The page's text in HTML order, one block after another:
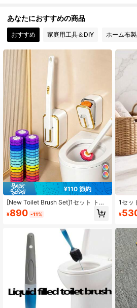
4.75 491 フォロワー
491 フォロワー
491 フォロワー
4.75 491 フォロワー
4.75 491 フォロワー
あなたにおすすめの商品
おすすめ 家庭用工具＆DIY ホーム布
¥110 節約
[New Toilet Brush Set]1セット トイ
レブラシセット、7色の交換用ブラシ
ヘッド付き、バスルームトイレクリ
きトイレブラシ、ゴールドトリム装
飾、バスルームデコレーションアク
セサリー、バスルームクリーニング
に適し、理想的な新築祝いギフト
¥890 -11%
1セッ
シ、
衛生
ブラ
シス
ブラ
¥